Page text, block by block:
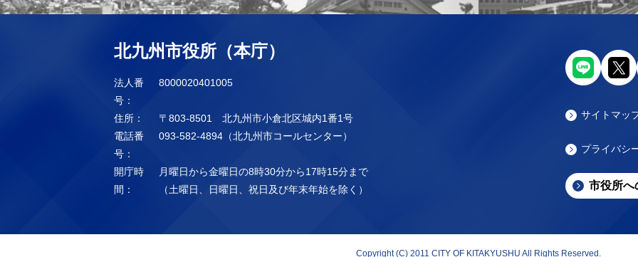
北九州市役所（本庁）
法人番
号：
8000020401005
住所：
〒803-8501 北九州市小倉北区城内1番1号
電話番
号：
093-582-4894（北九州市コールセンター）
開庁時
間：
月曜日から金曜日の8時30分から17時15分まで
（土曜日、日曜日、祝日及び年末年始を除く）
サイトマッ
プライバシ
市役所へ
Copyright (C) 2011 CITY OF KITAKYUSHU All Rights Reserved.